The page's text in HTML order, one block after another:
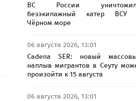
ВС России
безэкипажный катер ВСУ
Чёрном море
06 августа 2026, 13:01
Cadena SER: новый
наплыв мигрантов в Сеуту
произойти к 15 августа
06 августа 2026, 13:01